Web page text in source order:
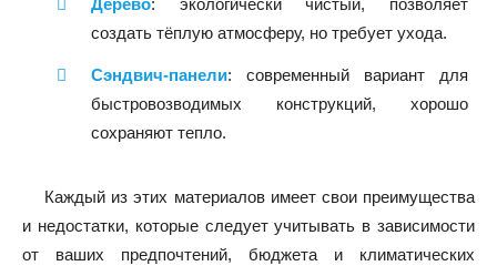
Дерево: экологически чистый, позволяет
создать тёплую атмосферу, но требует ухода.
Сэндвич-панели: современный вариант для
быстровозводимых конструкций, хорошо
сохраняют тепло.
Каждый из этих материалов имеет свои преимущества
и недостатки, которые следует учитывать в зависимости
от ваших предпочтений, бюджета и климатических